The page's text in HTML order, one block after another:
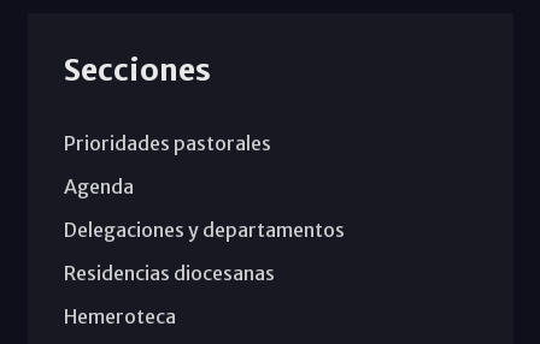
Secciones
Prioridades pastorales
Agenda
Delegaciones y departamentos
Residencias diocesanas
Hemeroteca